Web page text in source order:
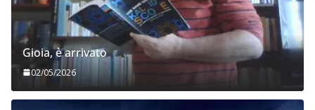
Gioia, è arrivato
02/05/2026